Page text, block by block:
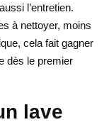
l’entretien.
à nettoyer, moins
cela fait gagner
dès le premier
lave